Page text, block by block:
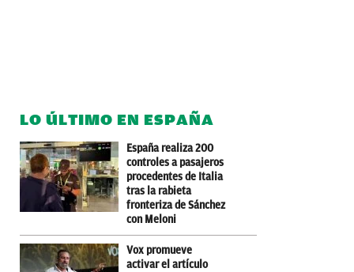
LO ÚLTIMO EN ESPAÑA
España realiza 200
controles a pasajeros
procedentes de Italia
tras la rabieta
fronteriza de Sánchez
con Meloni
Vox promueve
activar el artículo